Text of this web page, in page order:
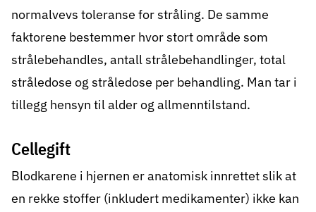
normalvevs toleranse for stråling. De samme
faktorene bestemmer hvor stort område som
strålebehandles, antall strålebehandlinger, total
stråledose og stråledose per behandling. Man tar i
tillegg hensyn til alder og allmenntilstand.
Cellegift
Blodkarene i hjernen er anatomisk innrettet slik at
en rekke stoffer (inkludert medikamenter) ikke kan